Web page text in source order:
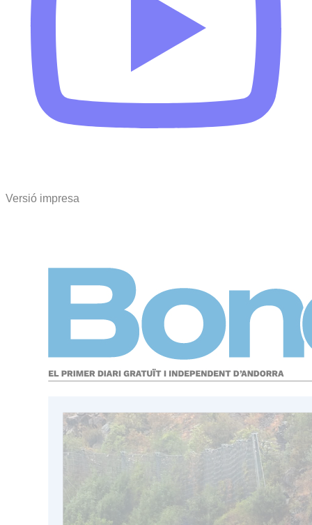
Versió impresa